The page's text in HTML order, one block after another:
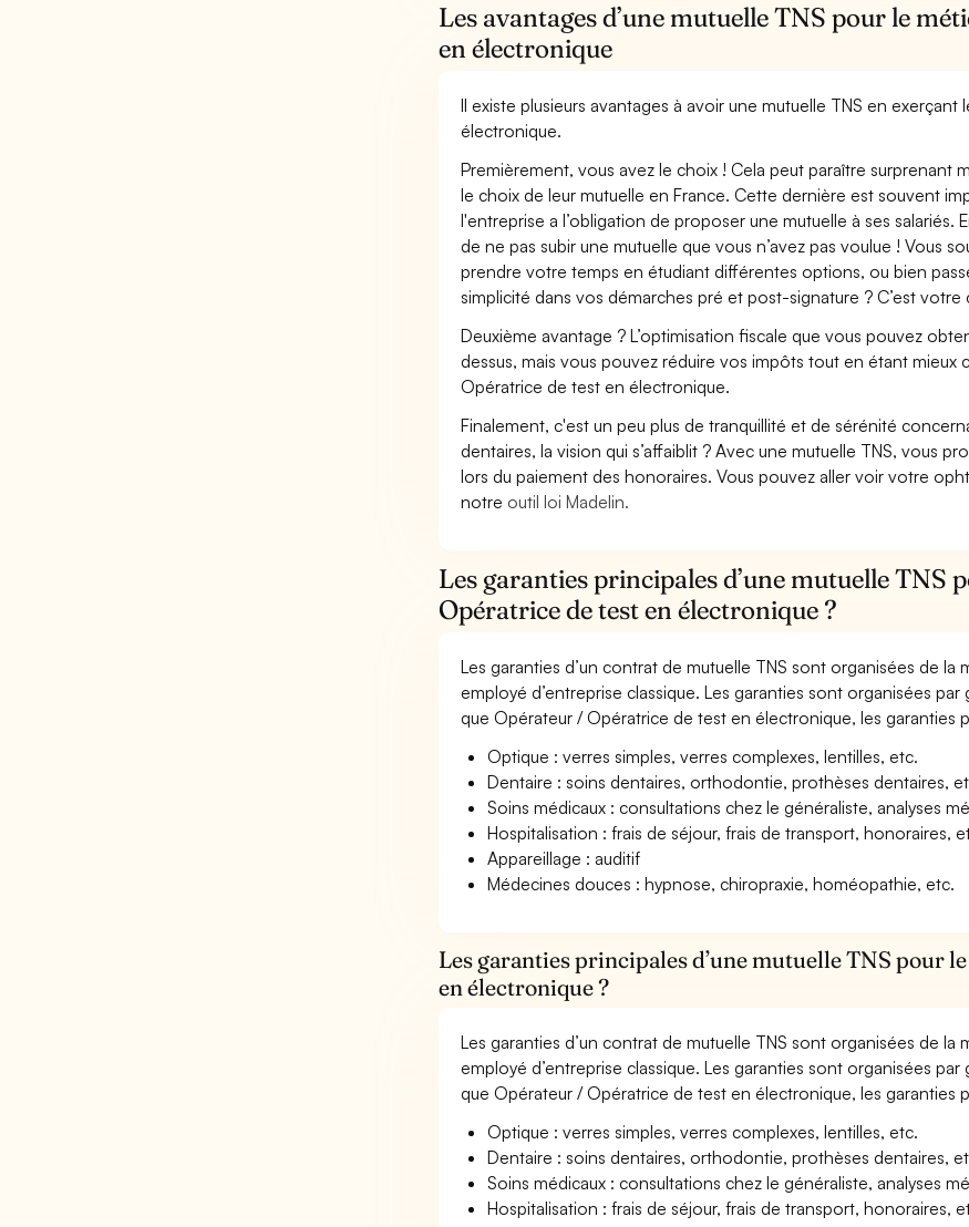
Les avantages d’une mutuelle TNS pour le
en électronique
Il existe plusieurs avantages à avoir une mutuelle TNS en
électronique.
Premièrement, vous avez le choix ! Cela peut paraître surprenant
le choix de leur mutuelle en France. Cette dernière est souvent
l'entreprise a l’obligation de proposer une mutuelle à ses salariés.
de ne pas subir une mutuelle que vous n’avez pas voulue ! Vous
prendre votre temps en étudiant différentes options, ou bien
simplicité dans vos démarches pré et post-signature ? C’est votre
Deuxième avantage ? L’optimisation fiscale que vous pouvez
dessus, mais vous pouvez réduire vos impôts tout en étant
Opératrice de test en électronique.
Finalement, c'est un peu plus de tranquillité et de sérénité
dentaires, la vision qui s’affaiblit ? Avec une mutuelle TNS, vous
lors du paiement des honoraires. Vous pouvez aller voir votre
notre outil loi Madelin.
Les garanties principales d’une mutuelle TNS
Opératrice de test en électronique ?
Les garanties d’un contrat de mutuelle TNS sont organisées de
employé d’entreprise classique. Les garanties sont organisées
que Opérateur / Opératrice de test en électronique, les garanties
Optique : verres simples, verres complexes, lentilles, etc.
Dentaire : soins dentaires, orthodontie, prothèses dentaires,
Soins médicaux : consultations chez le généraliste, analyses
Hospitalisation : frais de séjour, frais de transport, honoraires,
Appareillage : auditif
Médecines douces : hypnose, chiropraxie, homéopathie, etc.
Les garanties principales d’une mutuelle TNS pour
en électronique ?
Les garanties d’un contrat de mutuelle TNS sont organisées de
employé d’entreprise classique. Les garanties sont organisées
que Opérateur / Opératrice de test en électronique, les garanties
Optique : verres simples, verres complexes, lentilles, etc.
Dentaire : soins dentaires, orthodontie, prothèses dentaires,
Soins médicaux : consultations chez le généraliste, analyses
Hospitalisation : frais de séjour, frais de transport, honoraires,